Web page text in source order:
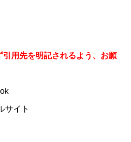
引用先を明記されるよう、お願
サイト